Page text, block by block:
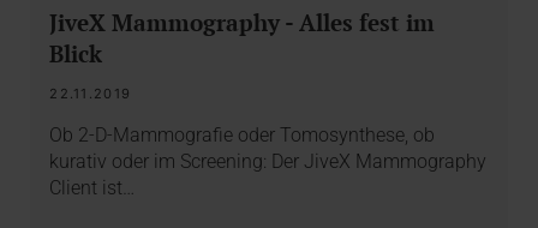
JiveX Mammography - Alles fest im
Blick
22.11.2019
Ob 2-D-Mammografie oder Tomosynthese, ob
kurativ oder im Screening: Der JiveX Mammography
Client ist…